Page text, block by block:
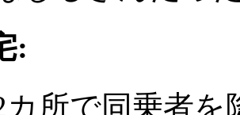
:
カ所で同乗者